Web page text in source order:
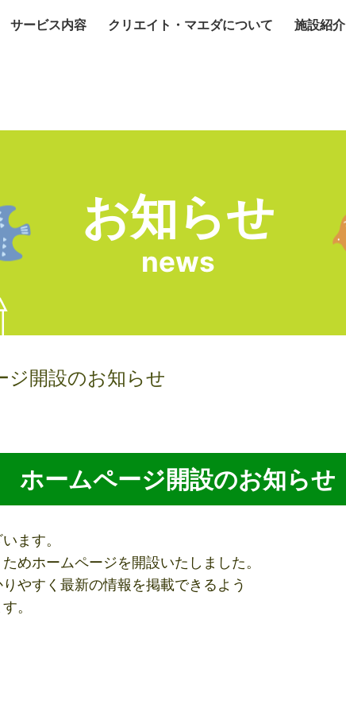
サービス内容 クリエイト・マエダについて 施設紹介
お知らせ
news
ジ開設のお知らせ
ホームページ開設のお知らせ
ます。
めホームページを開設いたしました。
やすく最新の情報を掲載できるよう
。